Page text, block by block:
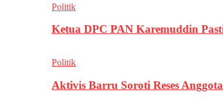
Politik
Ketua DPC PAN Karemuddin
Politik
Aktivis Barru Soroti Reses